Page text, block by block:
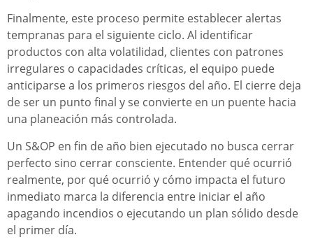
Finalmente, este proceso permite establecer alertas
tempranas para el siguiente ciclo. Al identificar
productos con alta volatilidad, clientes con patrones
irregulares o capacidades críticas, el equipo puede
anticiparse a los primeros riesgos del año. El cierre deja
de ser un punto final y se convierte en un puente hacia
una planeación más controlada.
Un S&OP en fin de año bien ejecutado no busca cerrar
perfecto sino cerrar consciente. Entender qué ocurrió
realmente, por qué ocurrió y cómo impacta el futuro
inmediato marca la diferencia entre iniciar el año
apagando incendios o ejecutando un plan sólido desde
el primer día.